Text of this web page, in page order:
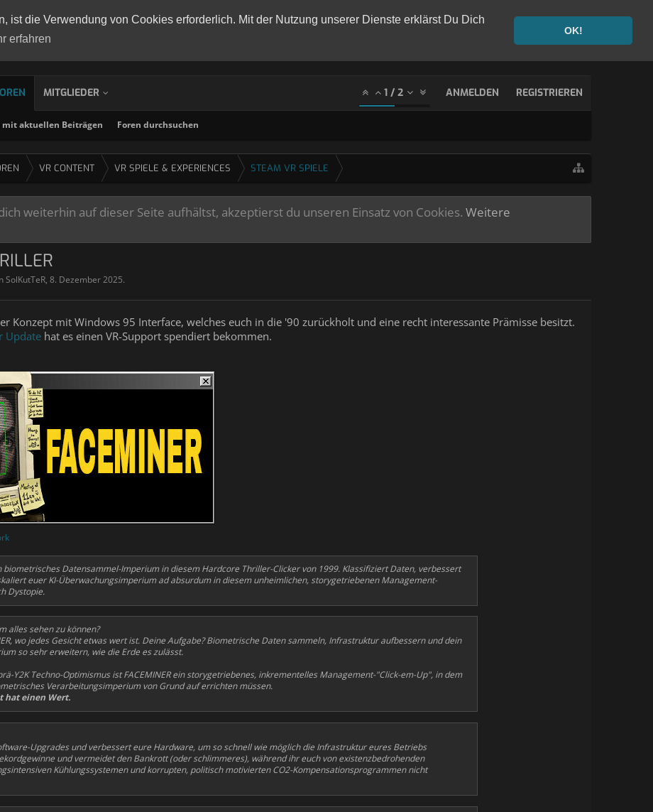
ist die Verwendung von Cookies erforderlich. Mit der Nutzung unserer Dienste erklärst Du Dich
erfahren
OK!
mit aktuellen Beiträgen Foren durchsuchen
MITGLIEDER 1 / 2 ANMELDEN REGISTRIEREN
VR CONTENT VR SPIELE & EXPERIENCES STEAM VR SPIELE
weiterhin auf dieser Seite aufhältst, akzeptierst du unseren Einsatz von Cookies. Weitere
SolKutTeR, 8. Dezember 2025.
Konzept mit Windows 95 Interface, welches euch in die '90 zurückholt und eine recht interessante Prämisse besitzt.
Update hat es einen VR-Support spendiert bekommen.
biometrisches Datensammel-Imperium in diesem Hardcore Thriller-Clicker von 1999. Klassifiziert Daten, verbessert
euer KI-Überwachungsimperium ad absurdum in diesem unheimlichen, storygetriebenen Management-
Dystopie.
alles sehen zu können?
wo jedes Gesicht etwas wert ist. Deine Aufgabe? Biometrische Daten sammeln, Infrastruktur aufbessern und dein
so sehr erweitern, wie die Erde es zulässt.
Y2K Techno-Optimismus ist FACEMINER ein storygetriebenes, inkrementelles Management-"Click-em-Up", in dem
Verarbeitungsimperium von Grund auf errichten müssen.
hat einen Wert.
Upgrades und verbessert eure Hardware, um so schnell wie möglich die Infrastruktur eures Betriebs
und vermeidet den Bankrott (oder schlimmeres), während ihr euch von existenzbedrohenden
Kühlungssystemen und korrupten, politisch motivierten CO2-Kompensationsprogrammen nicht